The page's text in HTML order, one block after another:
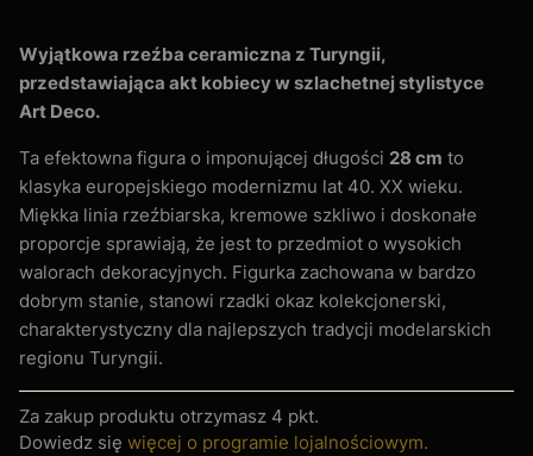
Wyjątkowa rzeźba ceramiczna z Turyngii,
przedstawiająca akt kobiecy w szlachetnej stylistyce
Art Deco.
Ta efektowna figura o imponującej długości 28 cm to
klasyka europejskiego modernizmu lat 40. XX wieku.
Miękka linia rzeźbiarska, kremowe szkliwo i doskonałe
proporcje sprawiają, że jest to przedmiot o wysokich
walorach dekoracyjnych. Figurka zachowana w bardzo
dobrym stanie, stanowi rzadki okaz kolekcjonerski,
charakterystyczny dla najlepszych tradycji modelarskich
regionu Turyngii.
Za zakup produktu otrzymasz 4 pkt.
Dowiedz się więcej o programie lojalnościowym.